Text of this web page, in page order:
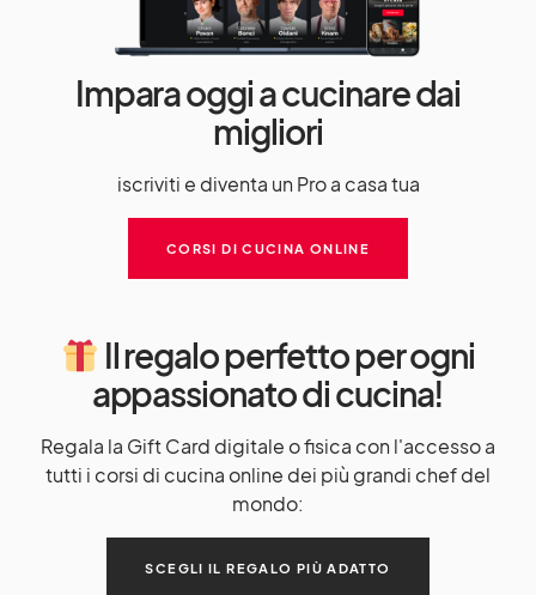
Impara oggi a cucinare dai
migliori
iscriviti e diventa un Pro a casa tua
CORSI DI CUCINA ONLINE
Il regalo perfetto per ogni
appassionato di cucina!
Regala la Gift Card digitale o fisica con l'accesso a
tutti i corsi di cucina online dei più grandi chef del
mondo:
SCEGLI IL REGALO PIÙ ADATTO